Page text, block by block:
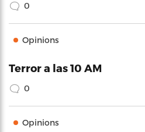
0
Opinions
Terror a las 10 AM
0
Opinions